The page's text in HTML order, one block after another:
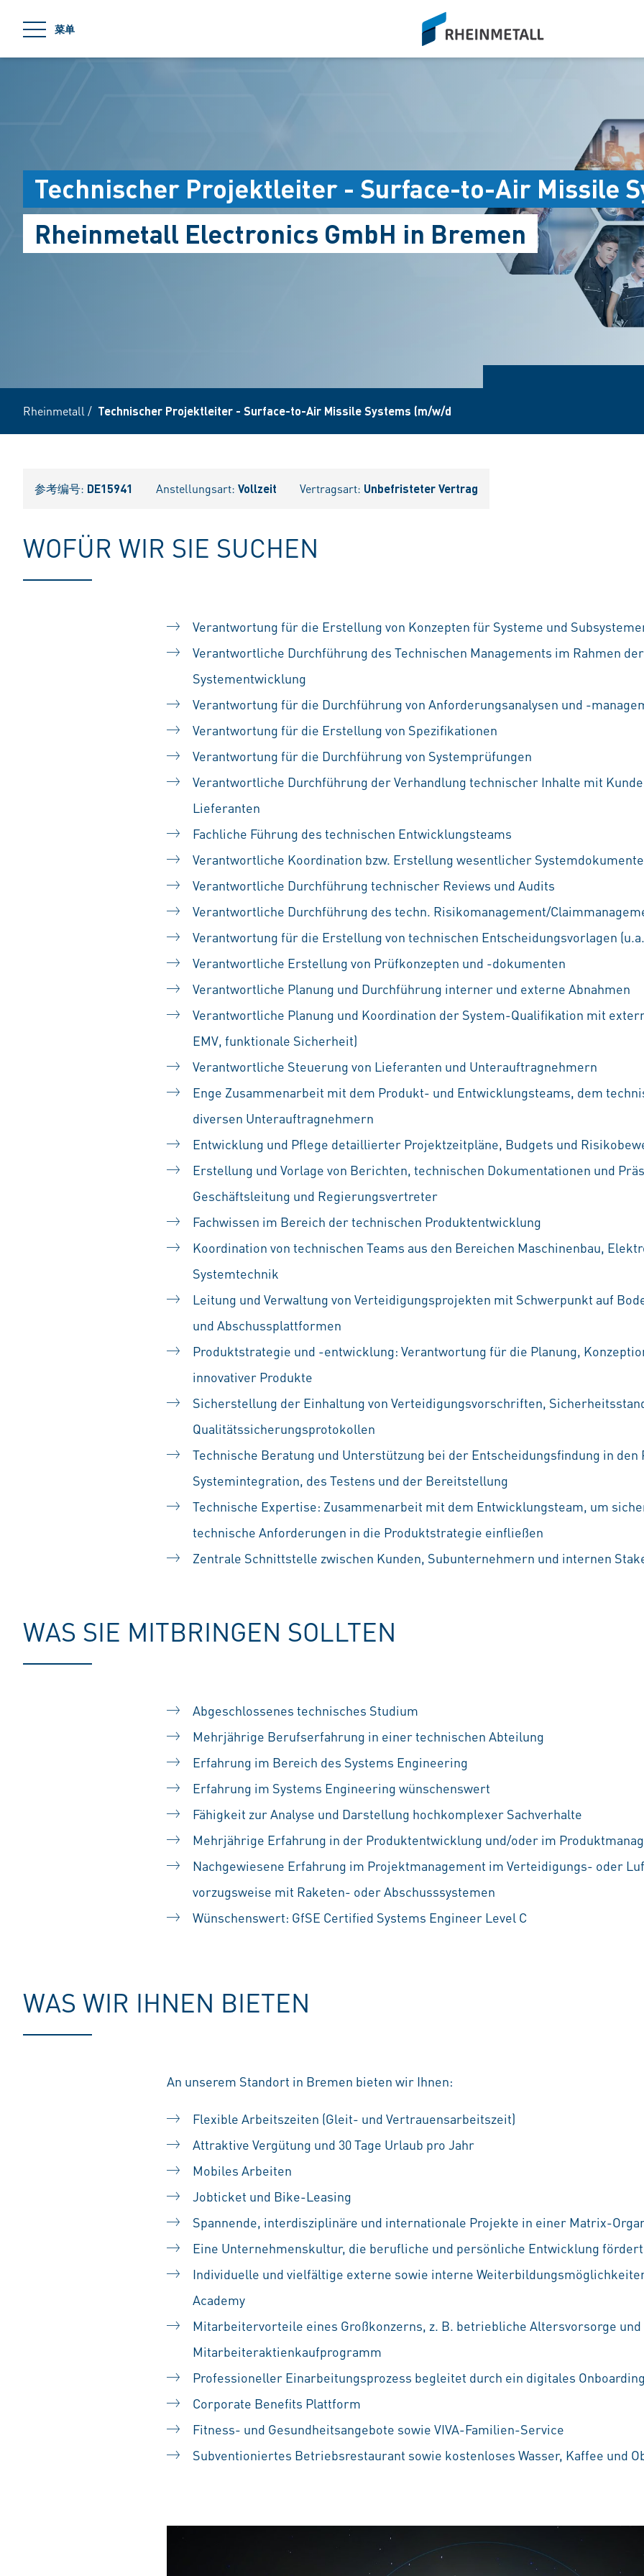
菜单
siteLogo
Technischer Projektleiter - Surface-to-Air Missile
Rheinmetall Electronics GmbH in Bremen
Rheinmetall / Technischer Projektleiter - Surface-to-Air Missile Systems (m/w/d
参考编号: DE15941 Anstellungsart: Vollzeit Vertragsart: Unbefristeter Vertrag
WOFÜR WIR SIE SUCHEN
Verantwortung für die Erstellung von Konzepten für Systeme und
Verantwortliche Durchführung des Technischen Managements im Rahmen
Systementwicklung
Verantwortung für die Durchführung von Anforderungsanalysen und -
Verantwortung für die Erstellung von Spezifikationen
Verantwortung für die Durchführung von Systemprüfungen
Verantwortliche Durchführung der Verhandlung technischer Inhalte mit
Lieferanten
Fachliche Führung des technischen Entwicklungsteams
Verantwortliche Koordination bzw. Erstellung wesentlicher Systemdokumente
Verantwortliche Durchführung technischer Reviews und Audits
Verantwortliche Durchführung des techn. Risikomanagement/
Verantwortung für die Erstellung von technischen Entscheidungsvorlagen
Verantwortliche Erstellung von Prüfkonzepten und -dokumenten
Verantwortliche Planung und Durchführung interner und externe Abnahmen
Verantwortliche Planung und Koordination der System-Qualifikation mit
EMV, funktionale Sicherheit)
Verantwortliche Steuerung von Lieferanten und Unterauftragnehmern
Enge Zusammenarbeit mit dem Produkt- und Entwicklungsteams, dem
diversen Unterauftragnehmern
Entwicklung und Pflege detaillierter Projektzeitpläne, Budgets und
Erstellung und Vorlage von Berichten, technischen Dokumentationen und
Geschäftsleitung und Regierungsvertreter
Fachwissen im Bereich der technischen Produktentwicklung
Koordination von technischen Teams aus den Bereichen Maschinenbau,
Systemtechnik
Leitung und Verwaltung von Verteidigungsprojekten mit Schwerpunkt auf
und Abschussplattformen
Produktstrategie und -entwicklung: Verantwortung für die Planung,
innovativer Produkte
Sicherstellung der Einhaltung von Verteidigungsvorschriften,
Qualitätssicherungsprotokollen
Technische Beratung und Unterstützung bei der Entscheidungsfindung in den
Systemintegration, des Testens und der Bereitstellung
Technische Expertise: Zusammenarbeit mit dem Entwicklungsteam, um
technische Anforderungen in die Produktstrategie einfließen
Zentrale Schnittstelle zwischen Kunden, Subunternehmern und internen
WAS SIE MITBRINGEN SOLLTEN
Abgeschlossenes technisches Studium
Mehrjährige Berufserfahrung in einer technischen Abteilung
Erfahrung im Bereich des Systems Engineering
Erfahrung im Systems Engineering wünschenswert
Fähigkeit zur Analyse und Darstellung hochkomplexer Sachverhalte
Mehrjährige Erfahrung in der Produktentwicklung und/oder im
Nachgewiesene Erfahrung im Projektmanagement im Verteidigungs- oder
vorzugsweise mit Raketen- oder Abschusssystemen
Wünschenswert: GfSE Certified Systems Engineer Level C
WAS WIR IHNEN BIETEN
An unserem Standort in Bremen bieten wir Ihnen:
Flexible Arbeitszeiten (Gleit- und Vertrauensarbeitszeit)
Attraktive Vergütung und 30 Tage Urlaub pro Jahr
Mobiles Arbeiten
Jobticket und Bike-Leasing
Spannende, interdisziplinäre und internationale Projekte in einer Matrix-
Eine Unternehmenskultur, die berufliche und persönliche Entwicklung fördert
Individuelle und vielfältige externe sowie interne
Academy
Mitarbeitervorteile eines Großkonzerns, z. B. betriebliche Altersvorsorge und
Mitarbeiteraktienkaufprogramm
Professioneller Einarbeitungsprozess begleitet durch ein digitales
Corporate Benefits Plattform
Fitness- und Gesundheitsangebote sowie VIVA-Familien-Service
Subventioniertes Betriebsrestaurant sowie kostenloses Wasser, Kaffee und